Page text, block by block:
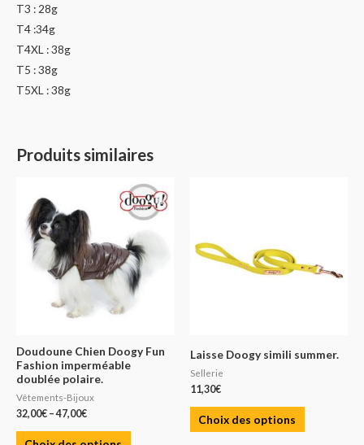
T3 : 28g
T4 :34g
T4XL : 38g
T5 : 38g
T5XL : 38g
Produits similaires
Doudoune Chien Doogy Fun
Fashion imperméable
doublée polaire.
Vêtements-Bijoux
32,00€ –47,00€
Laisse Doogy simili summer.
Sellerie
11,30€
Choix des options